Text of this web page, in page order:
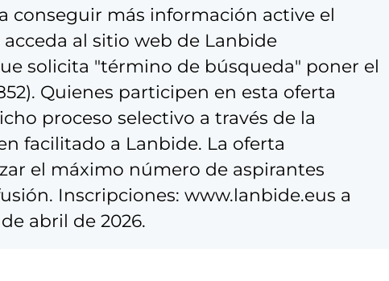
conseguir más información active el
al sitio web de Lanbide
solicita "término de búsqueda" poner el
Quienes participen en esta oferta
proceso selectivo a través de la
facilitado a Lanbide. La oferta
el máximo número de aspirantes
Inscripciones: www.lanbide.eus a
abril de 2026.